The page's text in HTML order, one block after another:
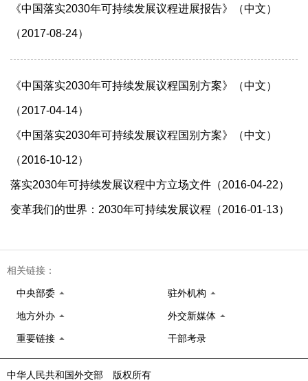
《中国落实2030年可持续发展议程进展报告》（中文）
（2017-08-24）
《中国落实2030年可持续发展议程国别方案》（中文）
（2017-04-14）
《中国落实2030年可持续发展议程国别方案》（中文）
（2016-10-12）
落实2030年可持续发展议程中方立场文件（2016-04-22）
变革我们的世界：2030年可持续发展议程（2016-01-13）
相关链接：
中央部委 驻外机构
地方外办 外交新媒体
重要链接 干部考录
中华人民共和国外交部 版权所有